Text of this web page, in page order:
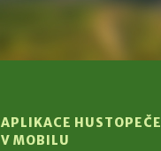
APLIKACE HUSTOPEČE
V MOBILU